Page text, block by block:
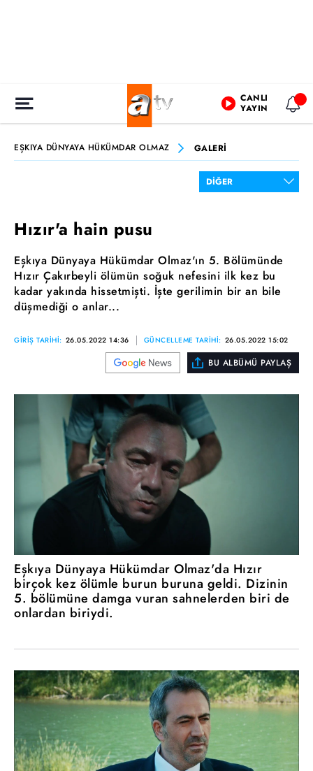
CANLI
YAYIN
EŞKIYA DÜNYAYA HÜKÜMDAR OLMAZ GALERİ
Hızır'a hain pusu
Eşkıya Dünyaya Hükümdar Olmaz'ın 5. Bölümünde
Hızır Çakırbeyli ölümün soğuk nefesini ilk kez bu
kadar yakında hissetmişti. İşte gerilimin bir an bile
düşmediği o anlar...
GİRİŞ TARİHİ: 26.05.2022 14:36 GÜNCELLEME TARİHİ: 26.05.2022 15:02
BU ALBÜMÜ PAYLAŞ
Eşkıya Dünyaya Hükümdar Olmaz'da Hızır
birçok kez ölümle burun buruna geldi. Dizinin
5. bölümüne damga vuran sahnelerden biri de
onlardan biriydi.